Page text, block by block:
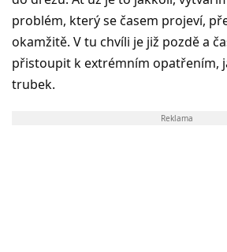
problém, který se časem projeví,
okamžitě. V tu chvíli je již pozdě a
přistoupit k extrémním opatřením,
trubek.
Reklama